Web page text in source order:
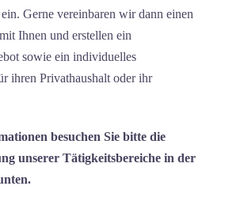
Gerne vereinbaren wir dann einen
Ihnen und erstellen ein
sowie ein individuelles
ihren Privathaushalt oder ihr
besuchen Sie bitte die
unserer Tätigkeitsbereiche in der